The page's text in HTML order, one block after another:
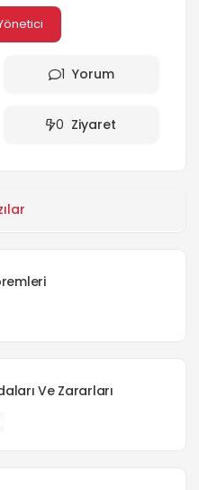
1 Yorum
0 Ziyaret
Ve Zararları